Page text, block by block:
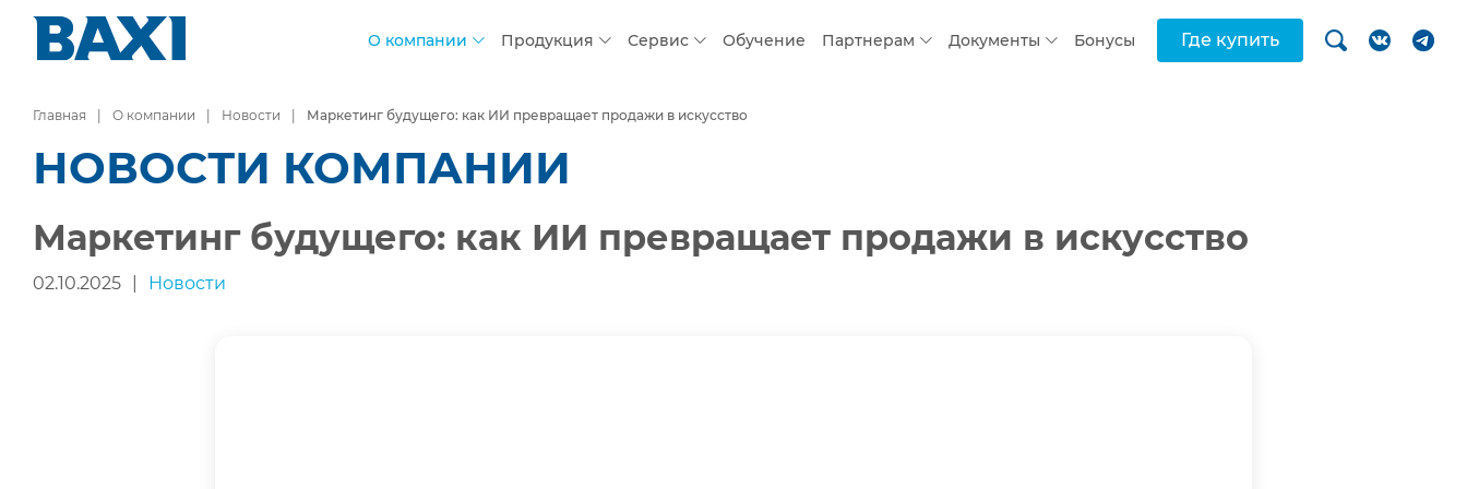
О компании Продукция Сервис Обучение Партнерам Документы Бонусы Где купить
Главная О компании Новости Маркетинг будущего: как ИИ превращает продажи в искусство
НОВОСТИ КОМПАНИИ
Маркетинг будущего: как ИИ превращает продажи в искусство
02.10.2025 Новости